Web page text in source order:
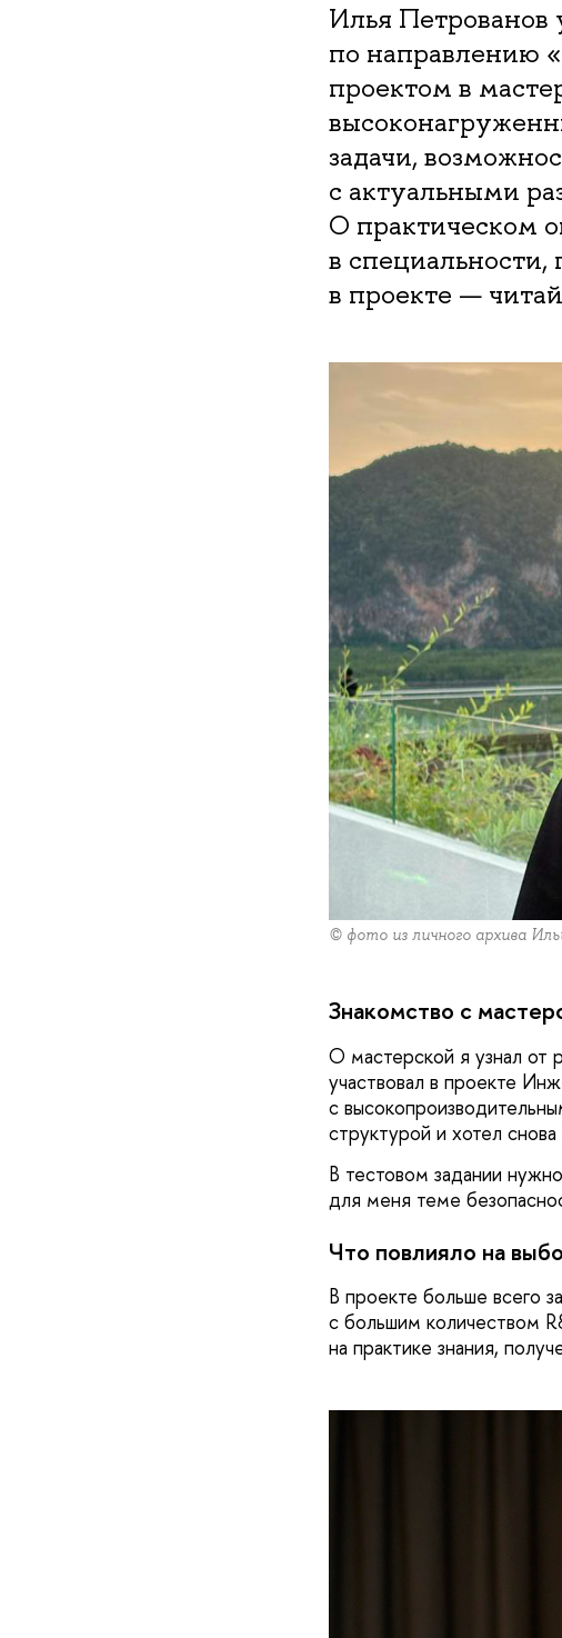
Илья
по направлению
проектом в
задачи,
с актуальными
О практическом
в
в проекте —
© фото из личного архива
Знакомство с
О мастерской я узнал от
участвовал в проекте
с
структурой и хотел
В тестовом задании
для меня теме
Что повлияло на
В проекте больше всего
с большим количеством
на практике знания,